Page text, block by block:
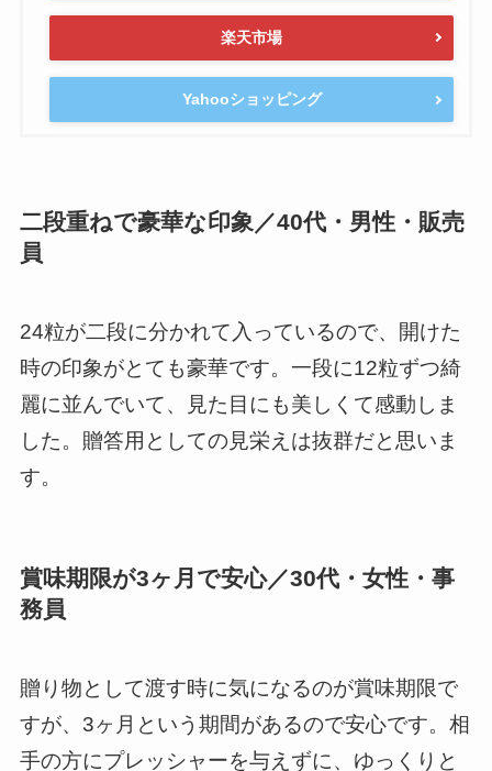
楽天市場
Yahooショッピング
二段重ねで豪華な印象／40代・男性・販売
員
24粒が二段に分かれて入っているので、開けた
時の印象がとても豪華です。一段に12粒ずつ綺
麗に並んでいて、見た目にも美しくて感動しま
した。贈答用としての見栄えは抜群だと思いま
す。
賞味期限が3ヶ月で安心／30代・女性・事
務員
贈り物として渡す時に気になるのが賞味期限で
すが、3ヶ月という期間があるので安心です。相
手の方にプレッシャーを与えずに、ゆっくりと